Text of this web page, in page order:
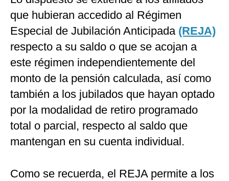
que hubieran accedido al Régimen
Especial de Jubilación Anticipada (REJA)
respecto a su saldo o que se acojan a
este régimen independientemente del
monto de la pensión calculada, así como
también a los jubilados que hayan optado
por la modalidad de retiro programado
total o parcial, respecto al saldo que
mantengan en su cuenta individual.
Como se recuerda, el REJA permite a los